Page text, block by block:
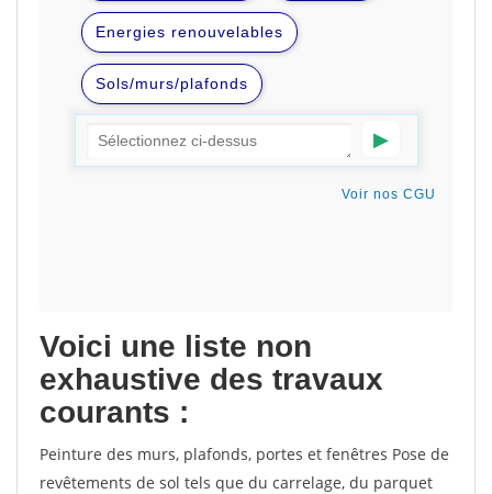
Voici une liste non
exhaustive des travaux
courants :
Peinture des murs, plafonds, portes et fenêtres Pose de
revêtements de sol tels que du carrelage, du parquet